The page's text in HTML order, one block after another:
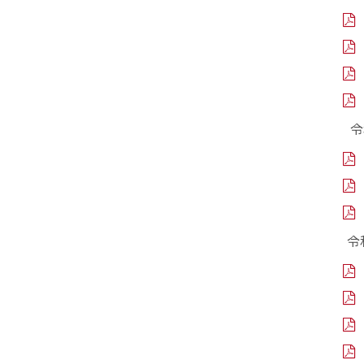
戻
る
F
ァ
ル
F
ァ
ル
F
ァ
ル
ァ
イ
ル
F
ァ
ル
F
ァ
ル
F
ァ
イ
ル
令
F
ァ
ル
F
ァ
F